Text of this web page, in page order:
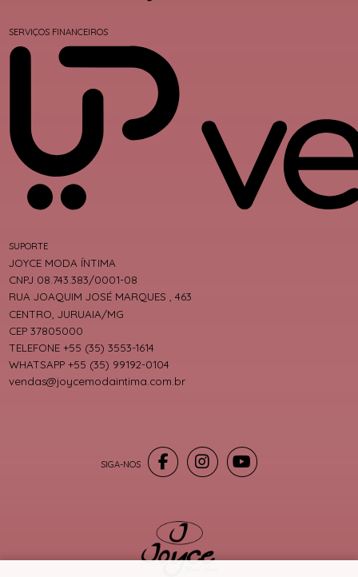
SERVIÇOS FINANCEIROS
SUPORTE
JOYCE MODA ÍNTIMA
CNPJ 08.743.383/0001-08
RUA JOAQUIM JOSÉ MARQUES , 463
CENTRO, JURUAIA/MG
CEP 37805000
TELEFONE +55 (35) 3553-1614
WHATSAPP +55 (35) 99192-0104
vendas@joycemodaintima.com.br